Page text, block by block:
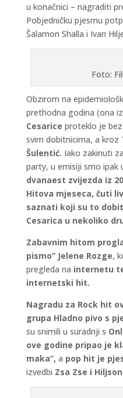
u konačnici – nagraditi
Pobjedničku pjesmu
Šalamon Shalla i Ivan
Foto:
Obzirom na
prethodna godina (ona
Cesarice proteklo je
svim dobitnicima, a kroz
Šulentić. Iako zakinuti
party, u emisiji smo ipak
dvanaest zvijezda iz
Hitova mjeseca, čuti
saznati koji su to
Cesarica u nekoliko
Zabavnim hitom
pismo” Jelene Rozge,
pregleda na internetu
internetski hit.
Nagradu za Rock hit
grupa Hladno pivo s
su snimili u suradnji s
ove godine pripao je
maka”, a pop hit je
izvedbi Zsa Zse i